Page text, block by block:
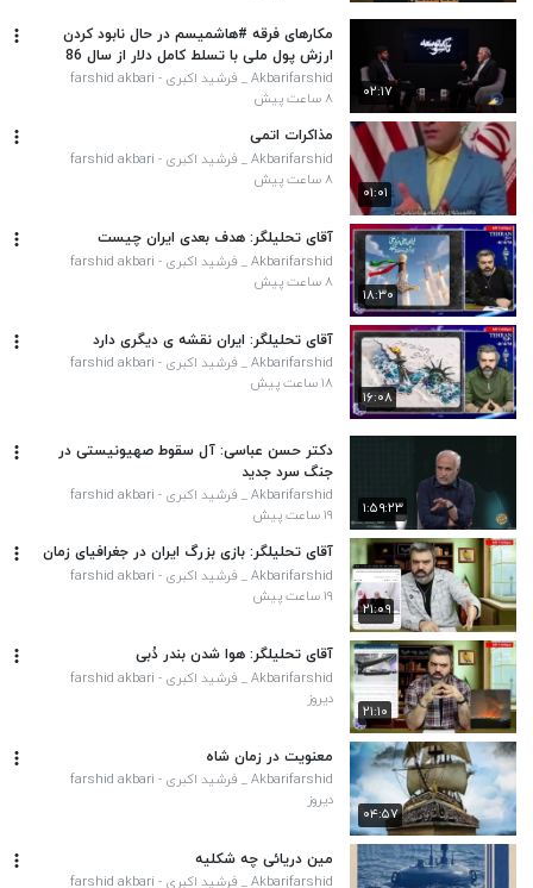
۰۲:۱۷
مکارهای فرقه #هاشمیسم در حال نابود کردن
ارزش پول ملی با تسلط کامل دلار از سال 86
هستند!؟ طشت #رسوائی یارانه #پنهان
Akbarifarshid _ فرشید اکبری - farshid akbari
۸ ساعت پیش
۰۱:۰۱
مذاکرات اتمی
Akbarifarshid _ فرشید اکبری - farshid akbari
۸ ساعت پیش
۱۸:۳۰
آقای تحلیلگر: هدف بعدی ایران چیست
Akbarifarshid _ فرشید اکبری - farshid akbari
۸ ساعت پیش
۱۶:۰۸
آقای تحلیلگر: ایران نقشه ی دیگری دارد
Akbarifarshid _ فرشید اکبری - farshid akbari
۱۸ ساعت پیش
۱:۵۹:۲۳
دکتر حسن عباسی: آل سقوط صهیونیستی در
جنگ سرد جدید
Akbarifarshid _ فرشید اکبری - farshid akbari
۱۹ ساعت پیش
۲۱:۰۹
آقای تحلیلگر: بازی بزرگ ایران در جغرافیای زمان
Akbarifarshid _ فرشید اکبری - farshid akbari
۱۹ ساعت پیش
۲۱:۱۰
آقای تحلیلگر: هوا شدن بندر دُبی
Akbarifarshid _ فرشید اکبری - farshid akbari
دیروز
۰۴:۵۷
معنویت در زمان شاه
Akbarifarshid _ فرشید اکبری - farshid akbari
دیروز
مین دریائی چه شکلیه
Akbarifarshid _ فرشید اکبری - farshid akbari